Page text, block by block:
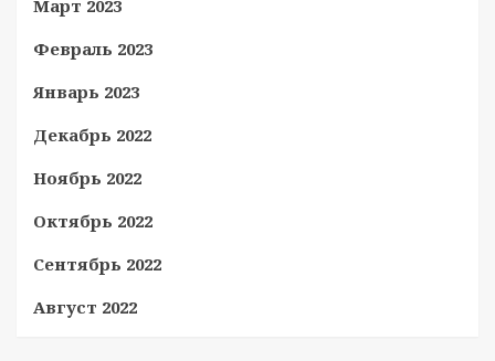
Март 2023
Февраль 2023
Январь 2023
Декабрь 2022
Ноябрь 2022
Октябрь 2022
Сентябрь 2022
Август 2022